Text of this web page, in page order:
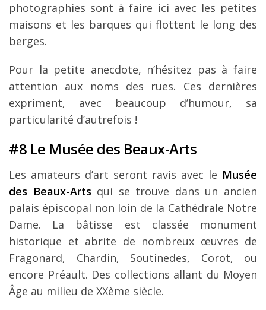
photographies sont à faire ici avec les petites
maisons et les barques qui flottent le long des
berges.
Pour la petite anecdote, n’hésitez pas à faire
attention aux noms des rues. Ces dernières
expriment, avec beaucoup d’humour, sa
particularité d’autrefois !
#8 Le Musée des Beaux-Arts
Les amateurs d’art seront ravis avec le Musée
des Beaux-Arts qui se trouve dans un ancien
palais épiscopal non loin de la Cathédrale Notre
Dame. La bâtisse est classée monument
historique et abrite de nombreux œuvres de
Fragonard, Chardin, Soutinedes, Corot, ou
encore Préault. Des collections allant du Moyen
Âge au milieu de XXème siècle.